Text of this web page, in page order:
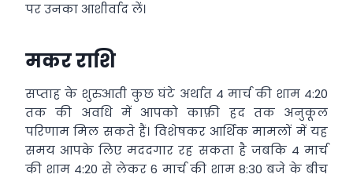
पर उनका आशीर्वाद लें।
मकर राशि
सप्ताह के शुरुआती कुछ घंटे अर्थात 4 मार्च की शाम 4:20
तक की अवधि में आपको काफ़ी हद तक अनुकूल
परिणाम मिल सकते हैं। विशेषकर आर्थिक मामलों में यह
समय आपके लिए मददगार रह सकता है जबकि 4 मार्च
की शाम 4:20 से लेकर 6 मार्च की शाम 8:30 बजे के बीच